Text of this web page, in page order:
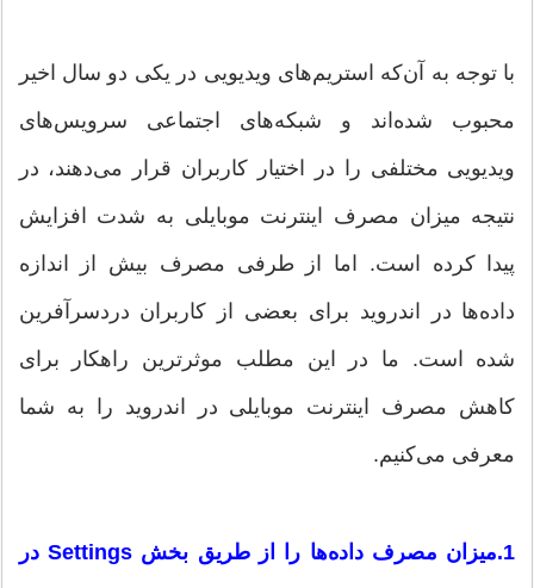
با توجه به آن‌که استریم‌های ویدیویی در یکی دو سال اخیر
محبوب شده‌اند و شبکه‌های اجتماعی سرویس‌های
ویدیویی مختلفی را در اختیار کاربران قرار می‌دهند، در
نتیجه میزان مصرف اینترنت موبایلی به شدت افزایش
پیدا کرده است. اما از طرفی مصرف بیش از اندازه
داده‌ها در اندروید برای بعضی از کاربران دردسرآفرین
شده است. ما در این مطلب موثرترین راهکار برای
کاهش مصرف اینترنت موبایلی در اندروید را به شما
معرفی می‌کنیم.
1.میزان مصرف داده‌ها را از طریق بخش Settings در